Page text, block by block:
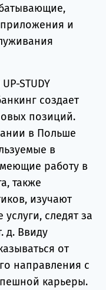
и
STUDY
создает
позиций.
в Польше
в
работу в
также
изучают
следят за
д. Ввиду
от
направления с
карьеры.